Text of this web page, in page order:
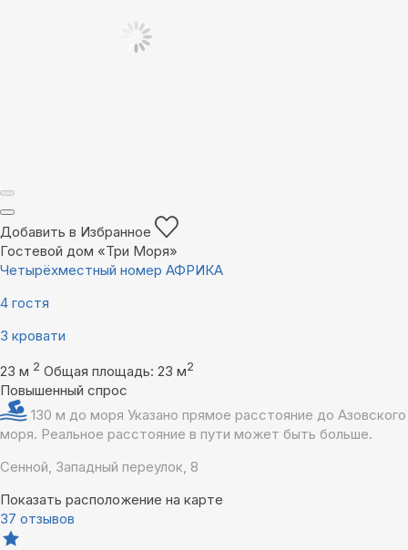
Добавить в Избранное
Гостевой дом «Три Моря»
Четырёхместный номер АФРИКА
4 гостя
3 кровати
23 м 2 Общая площадь: 23 м2
Повышенный спрос
130 м до моря Указано прямое расстояние до Азовского
моря. Реальное расстояние в пути может быть больше.
Сенной, Западный переулок, 8
Показать расположение на карте
37 отзывов